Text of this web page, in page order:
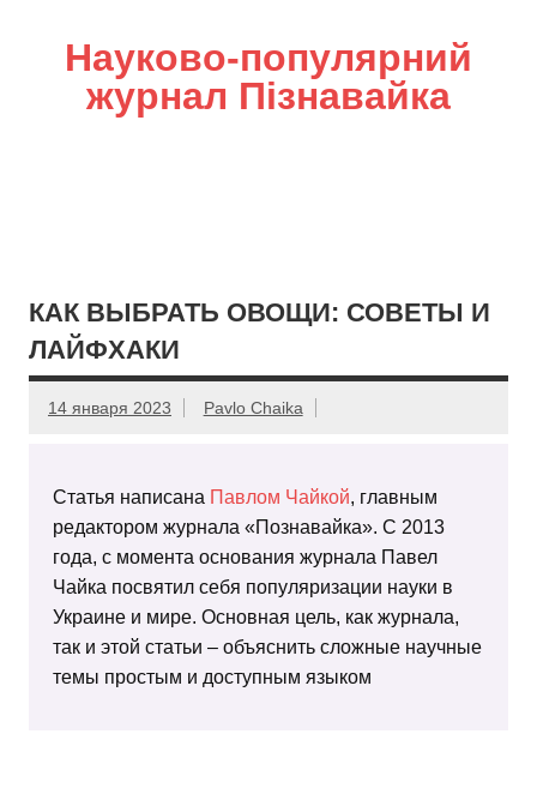
Науково-популярний
журнал Пізнавайка
КАК ВЫБРАТЬ ОВОЩИ: СОВЕТЫ И
ЛАЙФХАКИ
14 января 2023 Pavlo Chaika
Статья написана Павлом Чайкой, главным
редактором журнала «Познавайка». С 2013
года, с момента основания журнала Павел
Чайка посвятил себя популяризации науки в
Украине и мире. Основная цель, как журнала,
так и этой статьи – объяснить сложные научные
темы простым и доступным языком